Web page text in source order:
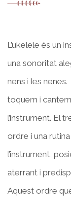
L’ukelele és un
una sonoritat
nens i les nenes.
toquem i
l’instrument. El
ordre i una
l’instrument,
aterrant i
Aquest ordre